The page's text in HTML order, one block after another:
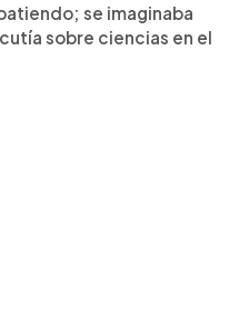
se imaginaba
sobre ciencias en el